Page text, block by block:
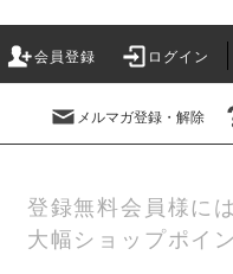
会員登録 ログイン
メルマガ登録・解除
登録無料会員様には
大幅ショップポイ